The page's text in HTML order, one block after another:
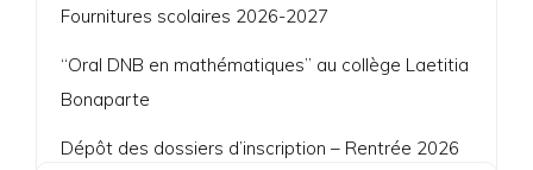
Fournitures scolaires 2026-2027
“Oral DNB en mathématiques” au collège Laetitia
Bonaparte
Dépôt des dossiers d’inscription – Rentrée 2026